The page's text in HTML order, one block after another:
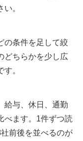
。
の条件を足して絞
どちらかを少し広
。
給与、休日、通勤
べます。1件ずつ読
前後を並べるのが